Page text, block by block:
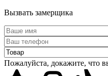
Вызвать замерщика
Пожалуйста, докажите, что